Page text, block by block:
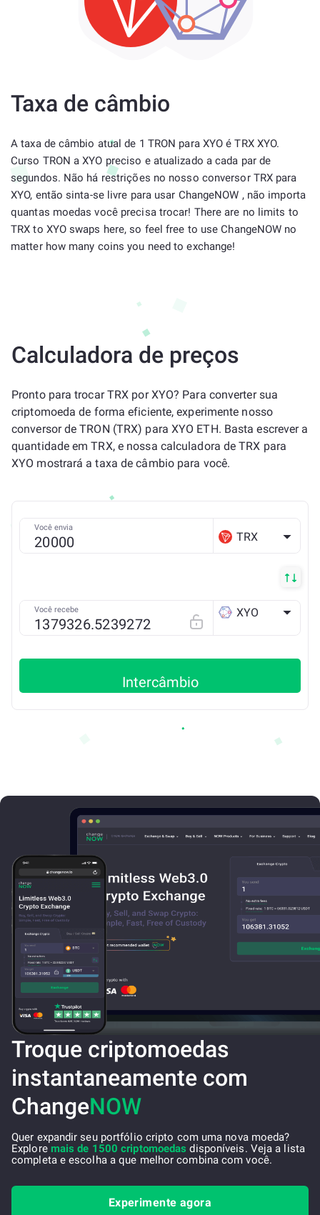
Taxa de câmbio
A taxa de câmbio atual de 1 TRON para XYO é TRX XYO.
Curso TRON a XYO preciso e atualizado a cada par de
segundos. Não há restrições no nosso conversor TRX para
XYO, então sinta-se livre para usar ChangeNOW , não importa
quantas moedas você precisa trocar! There are no limits to
TRX to XYO swaps here, so feel free to use ChangeNOW no
matter how many coins you need to exchange!
Calculadora de preços
Pronto para trocar TRX por XYO? Para converter sua
criptomoeda de forma eficiente, experimente nosso
conversor de TRON (TRX) para XYO ETH. Basta escrever a
quantidade em TRX, e nossa calculadora de TRX para
XYO mostrará a taxa de câmbio para você.
Você envia
TRX
Você recebe XYO
Intercâmbio
Troque criptomoedas
instantaneamente com
ChangeNOW
Quer expandir seu portfólio cripto com uma nova moeda?
Explore mais de 1500 criptomoedas disponíveis. Veja a lista
completa e escolha a que melhor combina com você.
Experimente agora